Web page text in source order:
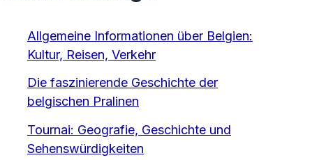
Allgemeine Informationen über Belgien:
Kultur, Reisen, Verkehr
Die faszinierende Geschichte der
belgischen Pralinen
Tournai: Geografie, Geschichte und
Sehenswürdigkeiten